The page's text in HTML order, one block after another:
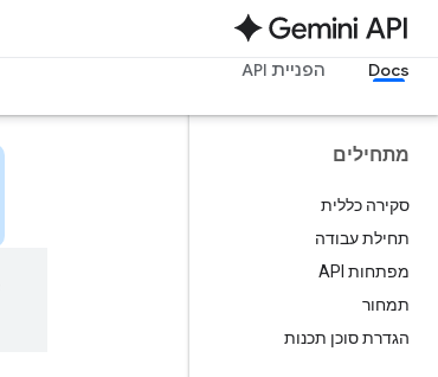
Docs הפניית API
מתחילים
סקירה כללית
תחילת עבודה
מפתחות API
תמחור
הגדרת סוכן תכנות